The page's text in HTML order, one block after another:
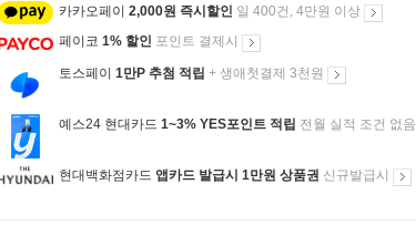
카카오페이 2,000원 즉시할인 일 400건, 4만원 이상
페이코 1% 할인 포인트 결제시
토스페이 1만P 추첨 적립 + 생애첫결제 3천원
예스24 현대카드 1~3% YES포인트 적립 전월 실적 조건 없음
현대백화점카드 앱카드 발급시 1만원 상품권 신규발급시